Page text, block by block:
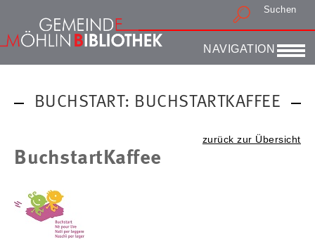
Druckansicht
Suchen
NAVIGATION
BUCHSTART: BUCHSTARTKAFFEE
zurück zur Übersicht
BuchstartKaffee